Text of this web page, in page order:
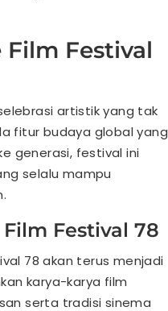
Festival
artistik yang tak
fitur budaya global yang
generasi, festival ini
selalu mampu
Festival 78
78 akan terus menjadi
karya-karya film
serta tradisi sinema